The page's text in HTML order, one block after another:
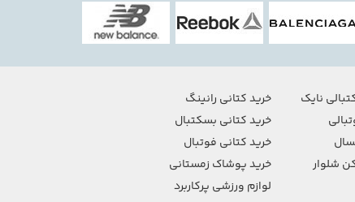
نایک
شلوار
خرید کتانی رانینگ
خرید کتانی بسکتبال
خرید کتانی فوتبال
خرید پوشاک زمستانی
لوازم ورزشی پرکاربرد